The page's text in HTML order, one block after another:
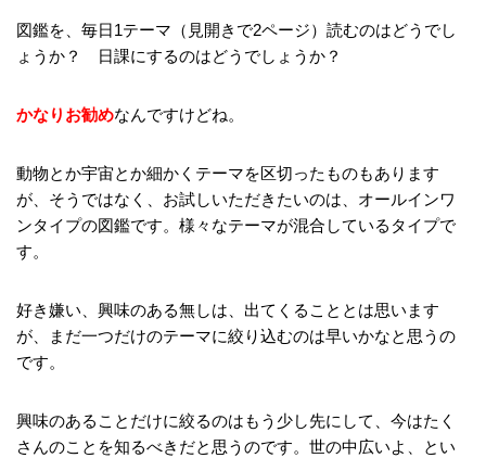
図鑑を、毎日1テーマ（見開きで2ページ）読むのはどうでし
ょうか？ 日課にするのはどうでしょうか？
かなりお勧めなんですけどね。
動物とか宇宙とか細かくテーマを区切ったものもあります
が、そうではなく、お試しいただきたいのは、オールインワ
ンタイプの図鑑です。様々なテーマが混合しているタイプで
す。
好き嫌い、興味のある無しは、出てくることとは思います
が、まだ一つだけのテーマに絞り込むのは早いかなと思うの
です。
興味のあることだけに絞るのはもう少し先にして、今はたく
さんのことを知るべきだと思うのです。世の中広いよ、とい